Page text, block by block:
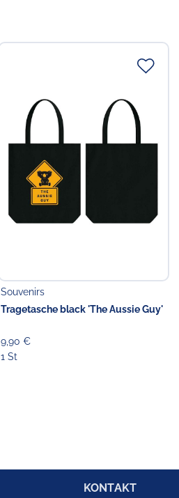
Souvenirs
Tragetasche black 'The Aussie Guy'
9,90 €
1 St
KONTAKT